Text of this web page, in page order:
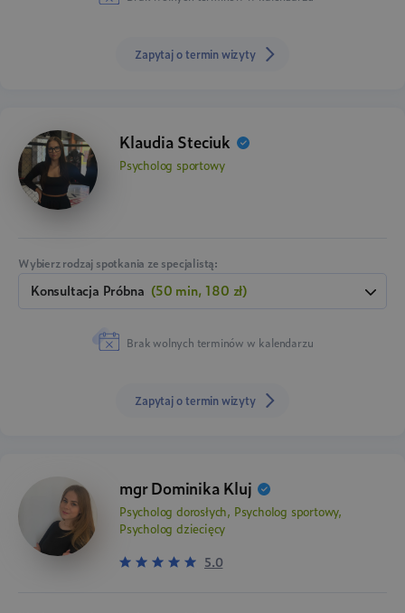
Zapytaj o termin wizyty
Klaudia Steciuk
Psycholog sportowy
Wybierz rodzaj spotkania ze specjalistą:
Konsultacja Próbna (50 min, 180 zł)
Brak wolnych terminów w kalendarzu
Zapytaj o termin wizyty
mgr Dominika Kluj
Psycholog dorosłych, Psycholog sportowy,
Psycholog dziecięcy
5.0